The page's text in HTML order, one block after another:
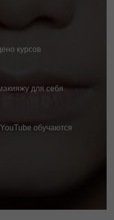
курсов
для себя
обучаются